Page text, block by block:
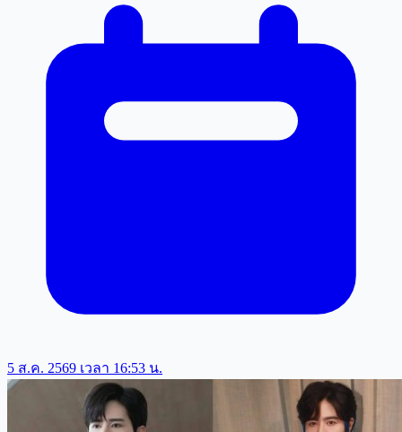
5 ส.ค. 2569 เวลา 16:53 น.